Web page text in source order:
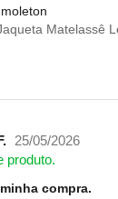
Matelassê
25/05/2026
produto.
compra.